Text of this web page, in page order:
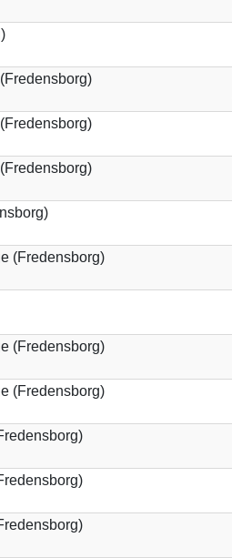
(Fredensborg)
(Fredensborg)
(Fredensborg)